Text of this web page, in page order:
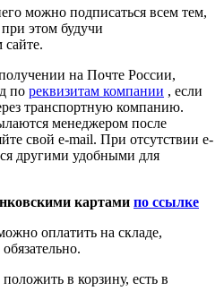
можно подписаться всем тем,
при этом будучи
на Почте России,
по реквизитам компании , если
транспортную компанию.
менеджером после
свой e-mail. При отсутствии e-
другими удобными для
картами по ссылке
оплатить на складе,
в корзину, есть в